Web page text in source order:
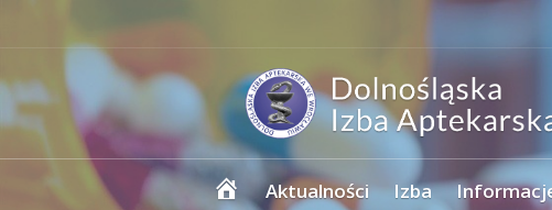
Strona
Aktualności Izba